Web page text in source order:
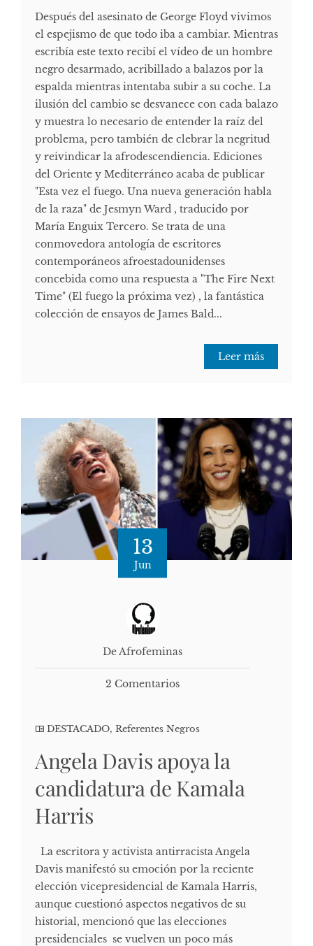
Después del asesinato de George Floyd vivimos
el espejismo de que todo iba a cambiar. Mientras
escribía este texto recibí el vídeo de un hombre
negro desarmado, acribillado a balazos por la
espalda mientras intentaba subir a su coche. La
ilusión del cambio se desvanece con cada balazo
y muestra lo necesario de entender la raíz del
problema, pero también de clebrar la negritud
y reivindicar la afrodescendiencia. Ediciones
del Oriente y Mediterráneo acaba de publicar
"Esta vez el fuego. Una nueva generación habla
de la raza" de Jesmyn Ward , traducido por
María Enguix Tercero. Se trata de una
conmovedora antología de escritores
contemporáneos afroestadounidenses
concebida como una respuesta a "The Fire Next
Time" (El fuego la próxima vez) , la fantástica
colección de ensayos de James Bald...
Leer más
13
Jun
De Afrofeminas
2 Comentarios
DESTACADO, Referentes Negros
Angela Davis apoya la
candidatura de Kamala
Harris
La escritora y activista antirracista Angela
Davis manifestó su emoción por la reciente
elección vicepresidencial de Kamala Harris,
aunque cuestionó aspectos negativos de su
historial, mencionó que las elecciones
presidenciales se vuelven un poco más